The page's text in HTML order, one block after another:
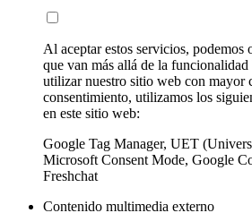
Al aceptar estos servicios, podemos
que van más allá de la funcionalidad
utilizar nuestro sitio web con mayor
consentimiento, utilizamos los
en este sitio web:
Google Tag Manager, UET
Microsoft Consent Mode, Google
Freshchat
Contenido multimedia externo